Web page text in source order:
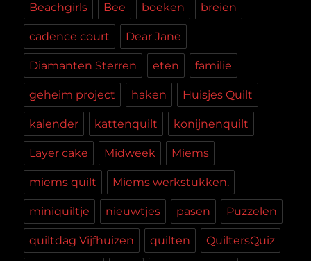
Beachgirls Bee boeken breien
cadence court Dear Jane
Diamanten Sterren eten familie
geheim project haken Huisjes Quilt
kalender kattenquilt konijnenquilt
Layer cake Midweek Miems
miems quilt Miems werkstukken.
miniquiltje nieuwtjes pasen Puzzelen
quiltdag Vijfhuizen quilten QuiltersQuiz